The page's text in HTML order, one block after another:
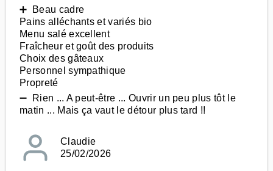
➕ Beau cadre
Pains alléchants et variés bio
Menu salé excellent
Fraîcheur et goût des produits
Choix des gâteaux
Personnel sympathique
Propreté
➖ Rien ... A peut-être ... Ouvrir un peu plus tôt le
matin ... Mais ça vaut le détour plus tard !!
Claudie
25/02/2026